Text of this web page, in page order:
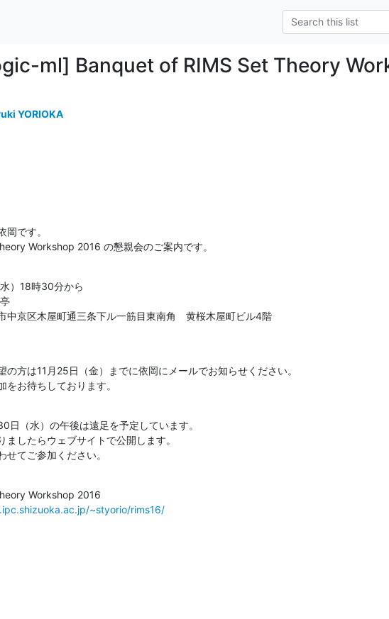
ml] Banquet of RIMS Set Theory
YORIOKA
岡です。
Workshop 2016 の懇親会のご案内です。
）18時30分から
中京区木屋町通三条下ル一筋目東南角　黄桜木屋町ビル4階
の方は11月25日（金）までに依岡にメールでお知らせください。
をお待ちしております。
日（水）の午後は遠足を予定しています。
ましたらウェブサイトで公開します。
せてご参加ください。
~styorio/rims16/